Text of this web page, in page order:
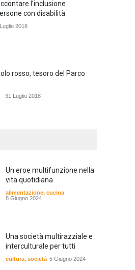
l’inclusione
con disabilità
2018
rosso, tesoro del Parco
31 Luglio 2018
Un eroe multifunzione nella
vita quotidiana
alimentazione, cucina
8 Giugno 2024
Una società multirazziale e
interculturale per tutti
cultura, società 5 Giugno 2024